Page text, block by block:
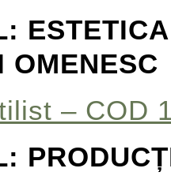
OMENESC
– COD